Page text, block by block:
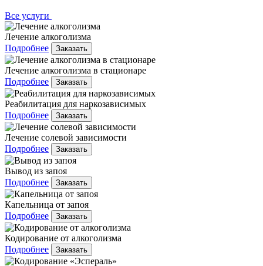
Все услуги
Лечение алкоголизма
Подробнее
Заказать
Лечение алкоголизма в стационаре
Подробнее
Заказать
Реабилитация для наркозависимых
Подробнее
Заказать
Лечение солевой зависимости
Подробнее
Заказать
Вывод из запоя
Подробнее
Заказать
Капельница от запоя
Подробнее
Заказать
Кодирование от алкоголизма
Подробнее
Заказать